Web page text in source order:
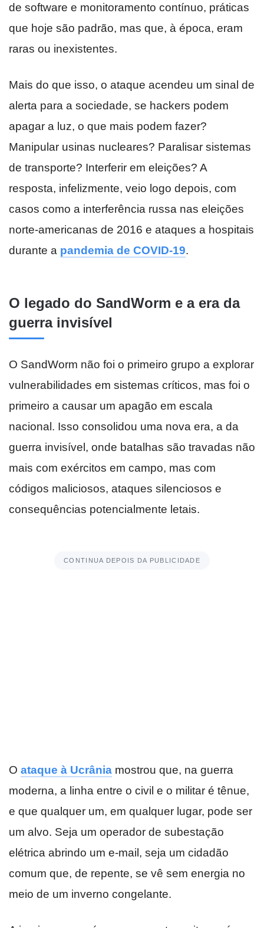
de software e monitoramento contínuo, práticas
que hoje são padrão, mas que, à época, eram
raras ou inexistentes.
Mais do que isso, o ataque acendeu um sinal de
alerta para a sociedade, se hackers podem
apagar a luz, o que mais podem fazer?
Manipular usinas nucleares? Paralisar sistemas
de transporte? Interferir em eleições? A
resposta, infelizmente, veio logo depois, com
casos como a interferência russa nas eleições
norte-americanas de 2016 e ataques a hospitais
durante a pandemia de COVID-19.
O legado do SandWorm e a era da
guerra invisível
O SandWorm não foi o primeiro grupo a explorar
vulnerabilidades em sistemas críticos, mas foi o
primeiro a causar um apagão em escala
nacional. Isso consolidou uma nova era, a da
guerra invisível, onde batalhas são travadas não
mais com exércitos em campo, mas com
códigos maliciosos, ataques silenciosos e
consequências potencialmente letais.
CONTINUA DEPOIS DA PUBLICIDADE
O ataque à Ucrânia mostrou que, na guerra
moderna, a linha entre o civil e o militar é tênue,
e que qualquer um, em qualquer lugar, pode ser
um alvo. Seja um operador de subestação
elétrica abrindo um e-mail, seja um cidadão
comum que, de repente, se vê sem energia no
meio de um inverno congelante.